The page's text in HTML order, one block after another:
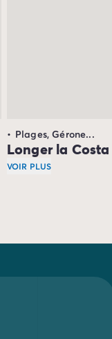
du vieux port, en
Plages, Gérone...
Longer la
VOIR PLUS